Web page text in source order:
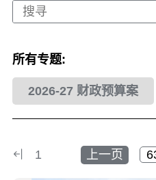
所有专题:
2026-27 财政预算案
1 上一页